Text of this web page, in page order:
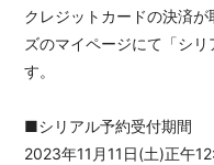
クレジットカードの決済
ズのマイページにて「シ
す。
■シリアル予約受付期間
2023年11月11日(土)正午